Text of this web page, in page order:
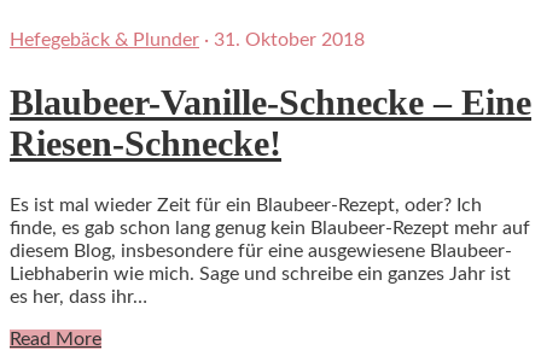
Hefegebäck & Plunder · 31. Oktober 2018
Blaubeer-Vanille-Schnecke – Eine
Riesen-Schnecke!
Es ist mal wieder Zeit für ein Blaubeer-Rezept, oder? Ich
finde, es gab schon lang genug kein Blaubeer-Rezept mehr auf
diesem Blog, insbesondere für eine ausgewiesene Blaubeer-
Liebhaberin wie mich. Sage und schreibe ein ganzes Jahr ist
es her, dass ihr…
Read More